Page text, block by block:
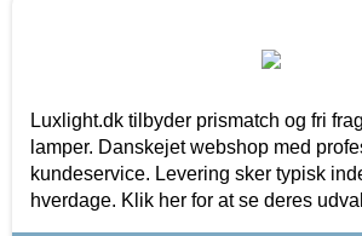
Luxlight.dk tilbyder prismatch og fri
lamper. Danskejet webshop med
kundeservice. Levering sker typisk
hverdage. Klik her for at se deres